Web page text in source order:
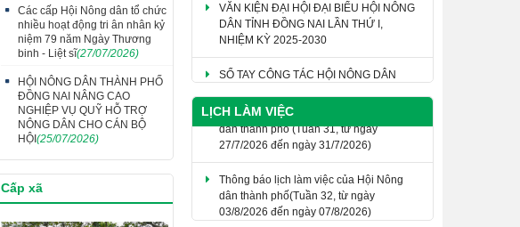
Các cấp Hội Nông dân tổ chức
nhiều hoạt động tri ân nhân kỷ
niệm 79 năm Ngày Thương
binh - Liệt sĩ(27/07/2026)
HỘI NÔNG DÂN THÀNH PHỐ
ĐỒNG NAI NÂNG CAO
NGHIỆP VỤ QUỸ HỖ TRỢ
NÔNG DÂN CHO CÁN BỘ
HỘI(25/07/2026)
Cấp xã
DÂN TỈNH ĐỒNG NAI LẦN THỨ I,
NHIỆM KỲ 2025-2030
SỔ TAY CÔNG TÁC HỘI NÔNG DÂN
LỊCH LÀM VIỆC
THÔNG BÁO Lịch làm việc của Hội Nông
dân thành phố (Tuần 31, từ ngày
27/7/2026 đến ngày 31/7/2026)
dân thành phố(Tuần 32, từ ngày
03/8/2026 đến ngày 07/8/2026)
​Nghị quyết số 07-NQ/HNDTW ngày
05/02/2025 của Ban Chấp hành Trung